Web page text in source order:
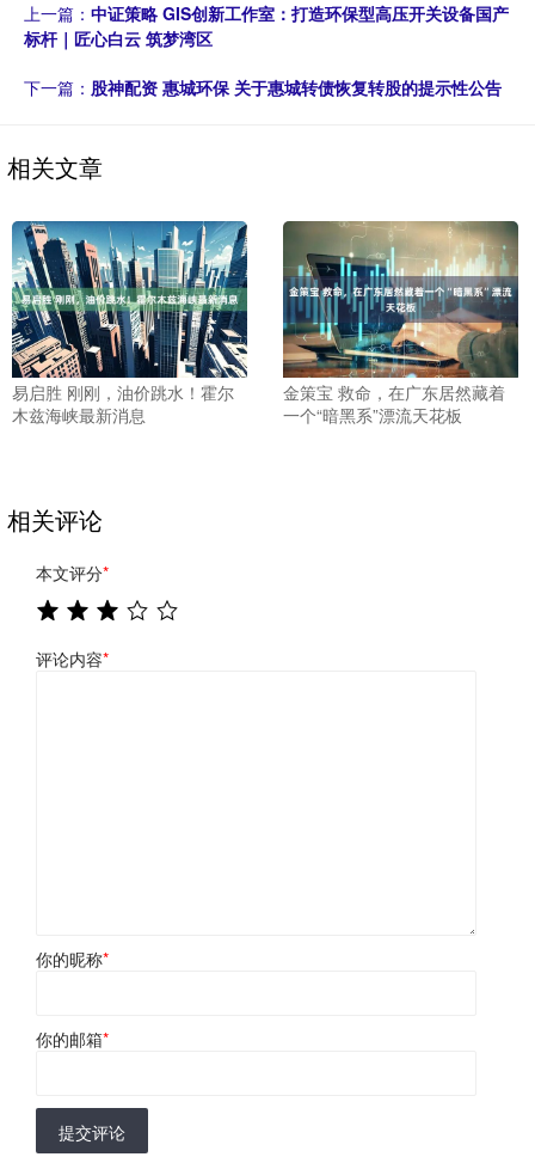
上一篇： 中证策略 GIS创新工作室：打造环保型高压开关设备国产
标杆｜匠心白云 筑梦湾区
下一篇： 股神配资 惠城环保 关于惠城转债恢复转股的提示性公告
相关文章
易启胜 刚刚，油价跳水！霍尔
木兹海峡最新消息
金策宝 救命，在广东居然藏着
一个“暗黑系”漂流天花板
相关评论
本文评分*
评论内容*
你的昵称*
你的邮箱*
提交评论